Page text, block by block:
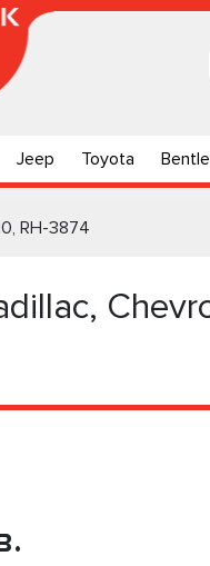
Jeep Toyota
RH-3874